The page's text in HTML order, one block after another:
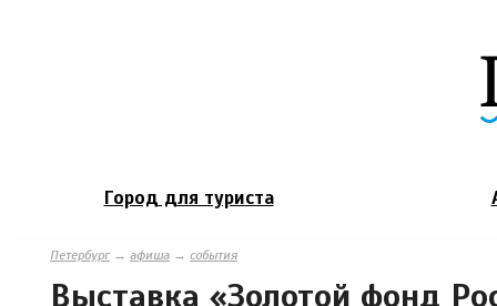
Город для туриста
Петербург→ афиша → события
Выставка «Золотой фонд